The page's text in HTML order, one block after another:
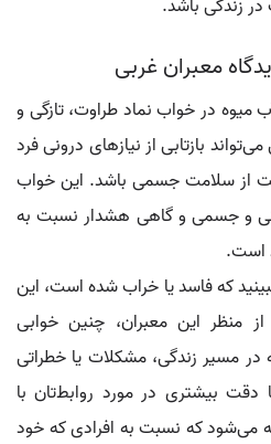
زندگی باشد.
معبران غربی
میوه در خواب نماد طراوت، تازگی و
بازتابی از نیازهای درونی فرد
از سلامت جسمی باشد. این خواب
و جسمی و گاهی هشدار نسبت به
است.
که فاسد یا خراب شده است، این
منظر این معبران، چنین خوابی
مسیر زندگی، مشکلات یا خطراتی
بیشتری در مورد روابط‌تان با
می‌شود که نسبت به افرادی که خود